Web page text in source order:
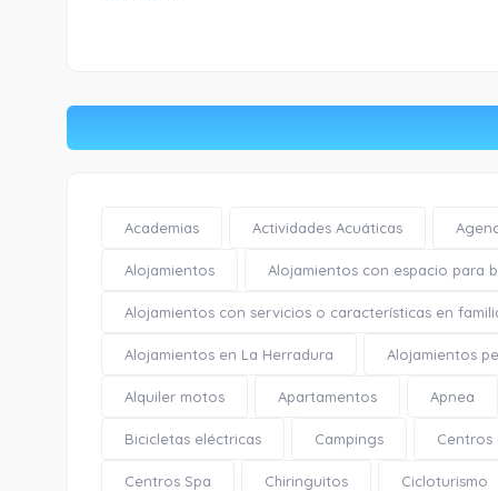
Academias Actividades Acuáticas
Alojamientos Alojamientos con espacio para
Alojamientos con servicios o características en
Alojamientos en La Herradura Alojamientos
Alquiler motos Apartamentos Apnea
Bicicletas eléctricas Campings Centros
Centros Spa Chiringuitos Cicloturismo